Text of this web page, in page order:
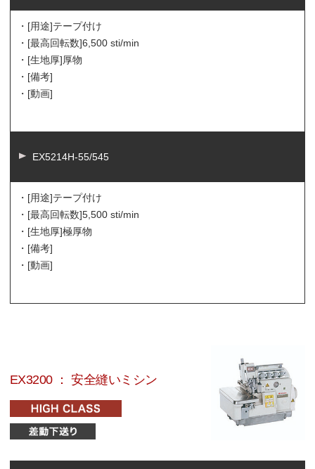
・[用途]テープ付け
・[最高回転数]6,500 sti/min
・[生地厚]厚物
・[備考]
・[動画]
EX5214H-55/545
・[用途]テープ付け
・[最高回転数]5,500 sti/min
・[生地厚]極厚物
・[備考]
・[動画]
EX3200 ： 安全縫いミシン